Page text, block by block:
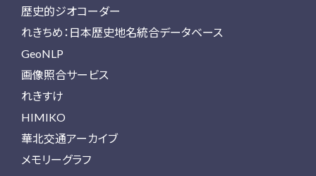
歴史的ジオコーダー
れきちめ：日本歴史地名統合データベース
GeoNLP
画像照合サービス
れきすけ
HIMIKO
華北交通アーカイブ
メモリーグラフ